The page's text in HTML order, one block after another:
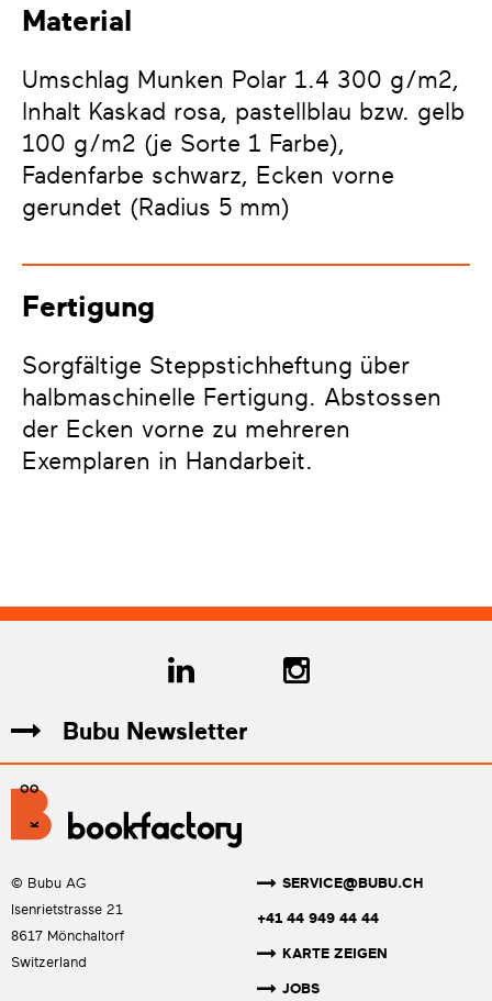
Material
Umschlag Munken Polar 1.4 300 g/m2,
Inhalt Kaskad rosa, pastellblau bzw. gelb
100 g/m2 (je Sorte 1 Farbe),
Fadenfarbe schwarz, Ecken vorne
gerundet (Radius 5 mm)
Fertigung
Sorgfältige Steppstichheftung über
halbmaschinelle Fertigung. Abstossen
der Ecken vorne zu mehreren
Exemplaren in Handarbeit.
Bubu Newsletter
© Bubu AG
Isenrietstrasse 21
8617 Mönchaltorf
Switzerland
SERVICE@BUBU.CH
+41 44 949 44 44
KARTE ZEIGEN
JOBS